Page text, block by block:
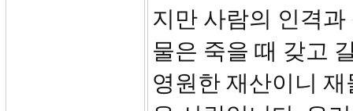
지만 사람의 인격
물은 죽을 때 갖고
영원한 재산이니